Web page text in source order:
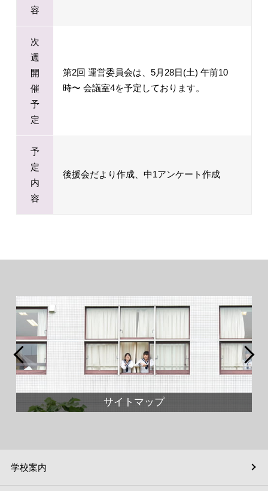
容
次
週
開
催
予
定
第2回 運営委員会は、5月28日(土) 午前10
時〜 会議室4を予定しております。
予
定
内
容
後援会だより作成、中1アンケート作成
サイトマップ
学校案内